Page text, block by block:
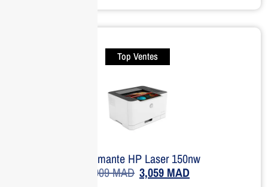
Top Ventes
Imprimante HP Laser 150nw
4,009MAD 3,059 MAD